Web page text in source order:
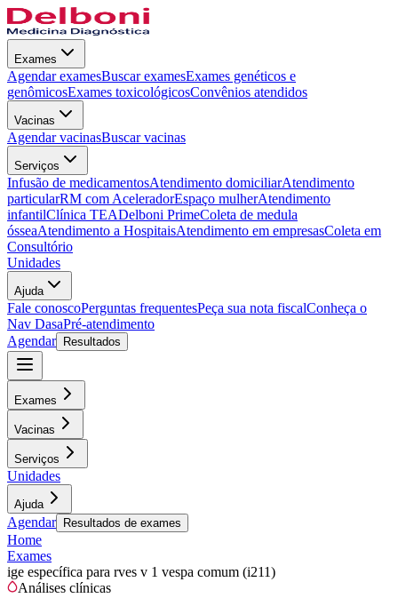
Exames
Agendar examesBuscar examesExames genéticos e
genômicosExames toxicológicosConvênios atendidos
Vacinas
Agendar vacinasBuscar vacinas
Serviços
Infusão de medicamentosAtendimento domiciliarAtendimento
particularRM com AceleradorEspaço mulherAtendimento
infantilClínica TEADelboni PrimeColeta de medula
ósseaAtendimento a HospitaisAtendimento em empresasColeta em
Consultório
Unidades
Ajuda
Fale conoscoPerguntas frequentesPeça sua nota fiscalConheça o
Nav DasaPré-atendimento
Agendar
Resultados
Exames
Vacinas
Serviços
Unidades
Ajuda
Agendar Resultados de exames
Home
Exames
ige específica para rves v 1 vespa comum (i211)
Análises clínicas